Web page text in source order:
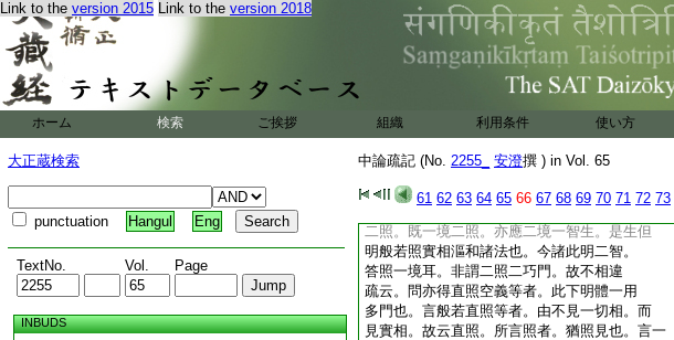
Link to the version 2015 Link to the version 2018
ホーム 検索 ご挨拶 組織 利用条件 使い方
大正蔵検索
punctuation Hangul Eng
TextNo. Vol. Page
INBUDS
中論疏記 (No. 2255_ 安澄撰 ) in Vol. 65
61 62 63 64 65 66 67 68 69 70 71 72 73
境。故云如實智。此二智所照境。故云如實智
境。問。云何名爲如實照境耶。答。於假有無。
如其道理實知。是假不生性執。故云如實照
云。直達法相者。約二諦理
也。此照二諦義。云實相也。傳又
云。正用此
意者。正用前問之心耳。傳自意云。至于漚和。
此肇師語。所言巧積衆徳。即是照空不證等
文意。問。般若照二諦境者。二境應起一智。
答。般若體非不能照諸法。但用既照。不煩般
二照。既一境二照。亦應二境一智生。是生但
明般若照實相漚和諸法也。今諸此明二智。
答照一境耳。非謂二照二巧門。故不相違
疏云。問亦得直照空義等者。此下明體一用
多門也。言般若直照等者。由不見一切相。而
見實相。故云直照。所言照者。猶照見也。言一